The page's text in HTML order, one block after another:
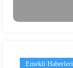
Emekli Haberleri